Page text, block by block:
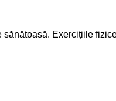
Exercițiile